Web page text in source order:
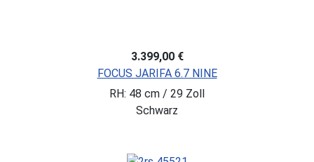
3.399,00 €
FOCUS JARIFA 6.7 NINE
RH: 48 cm / 29 Zoll
Schwarz